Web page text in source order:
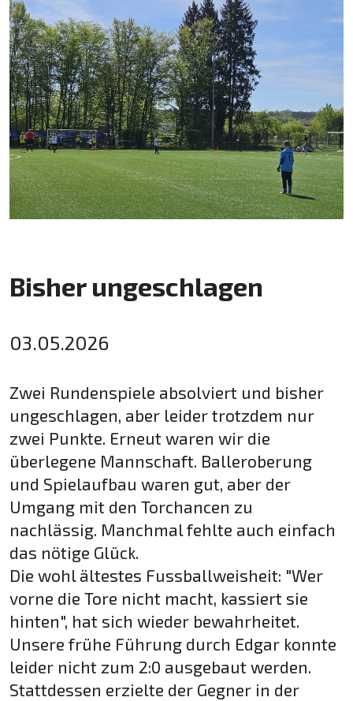
Bisher ungeschlagen
03.05.2026
Zwei Rundenspiele absolviert und bisher
ungeschlagen, aber leider trotzdem nur
zwei Punkte. Erneut waren wir die
überlegene Mannschaft. Balleroberung
und Spielaufbau waren gut, aber der
Umgang mit den Torchancen zu
nachlässig. Manchmal fehlte auch einfach
das nötige Glück.
Die wohl ältestes Fussballweisheit: "Wer
vorne die Tore nicht macht, kassiert sie
hinten", hat sich wieder bewahrheitet.
Unsere frühe Führung durch Edgar konnte
leider nicht zum 2:0 ausgebaut werden.
Stattdessen erzielte der Gegner in der